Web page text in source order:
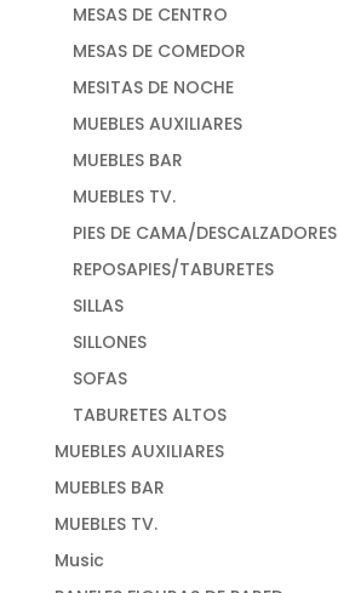
MESAS DE CENTRO
MESAS DE COMEDOR
MESITAS DE NOCHE
MUEBLES AUXILIARES
MUEBLES BAR
MUEBLES TV.
PIES DE CAMA/DESCALZADORES
REPOSAPIES/TABURETES
SILLAS
SILLONES
SOFAS
TABURETES ALTOS
MUEBLES AUXILIARES
MUEBLES BAR
MUEBLES TV.
Music